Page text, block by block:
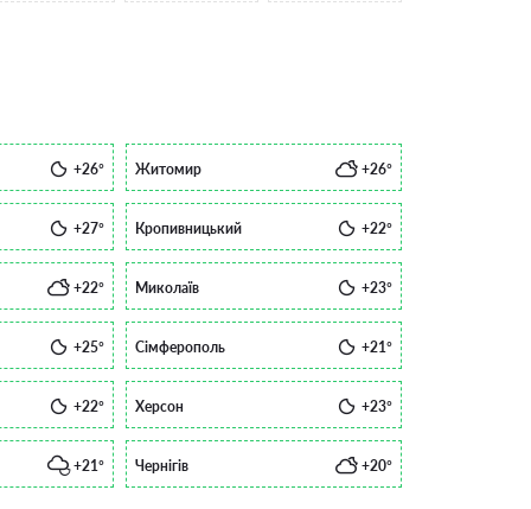
+26° Житомир +26°
+27° Кропивницький +22°
+22° Миколаїв +23°
+25° Сімферополь +21°
+22° Херсон +23°
+21° Чернігів +20°